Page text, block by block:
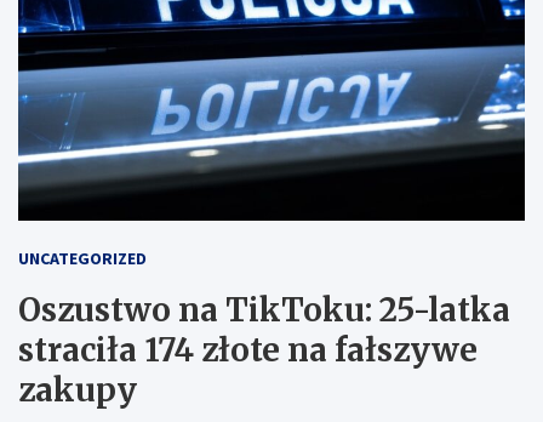
UNCATEGORIZED
Oszustwo na TikToku: 25-latka
straciła 174 złote na fałszywe
zakupy